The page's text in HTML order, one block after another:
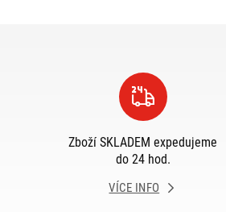
Zboží SKLADEM expedujeme
do 24 hod.
VÍCE INFO